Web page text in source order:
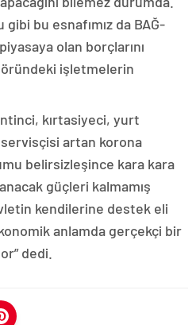
bu esnafımız da BAĞ-
olan borçlarını
işletmelerin
kırtasiyeci, yurt
artan korona
belirsizleşince kara kara
güçleri kalmamış
kendilerine destek eli
anlamda gerçekçi bir
dedi.